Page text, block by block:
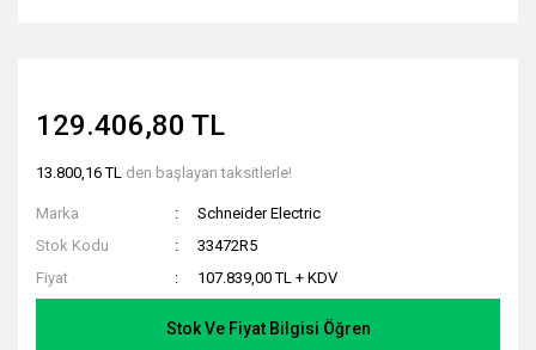
129.406,80 TL
13.800,16 TL den başlayan taksitlerle!
Marka
Schneider Electric
Stok Kodu
33472R5
Fiyat
107.839,00 TL + KDV
Stok Ve Fiyat Bilgisi Öğren